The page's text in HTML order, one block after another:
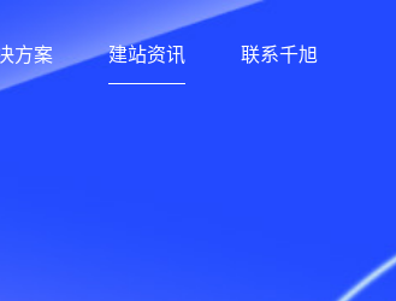
方案 建站资讯 联系千旭